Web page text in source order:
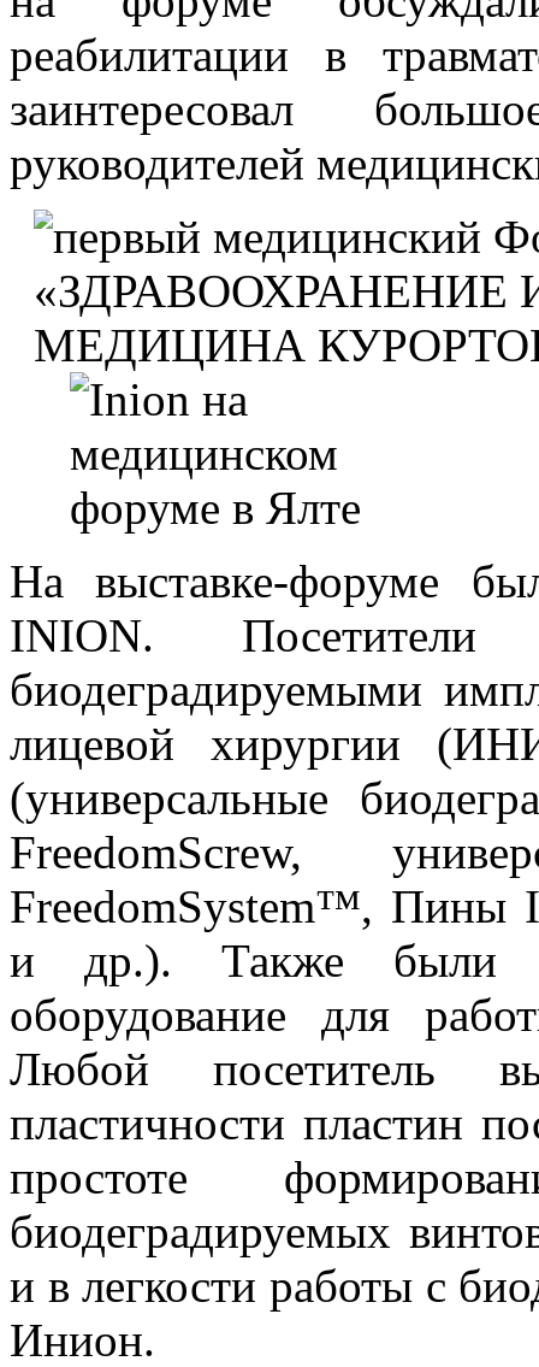
реабилитации в
заинтересовал
руководителей
На выставке-форуме
INION.
биодеградируемыми
лицевой хирургии
(универсальные
FreedomScrew,
FreedomSystem™, Пины
и др.). Также были
оборудование для
Любой посетитель
пластичности пластин
простоте
биодеградируемых
и в легкости работы с
Инион.